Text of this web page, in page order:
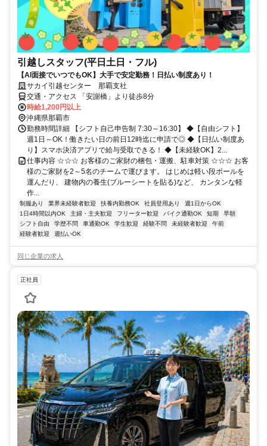
引越しスタッフ(平日土日・フル)
【AI面接でいつでもOK】大手で安定勤務！日払い制度あり！
サカイ引越センター 那覇支社
交通・アクセス 「安謝橋」より徒歩8分
時給1,200円以上
沖縄県那覇市
勤務時間詳細 【シフト自己申告制 7:30～16:30】 ◆【自由シフト】
週1日～OK！働きたい日の前日12時迄に申請で◎ ◆【日払い制度あ
り】スマホ決済アプリで給与受取できる！ ◆【未経験OK】2...
仕事内容 ☆☆☆ お客様のご家財の梱包・運搬、駐車対策 ☆☆☆ お客
様のご家財を2～5名のチームで運びます。 はじめは軽い段ボールを
運んだり、 建物内の養生(ブルーシートを貼る)など、 カンタンな軽
作...
制服あり 業界未経験者歓迎 扶養内勤務OK 社員登用あり
週1日からOK
1日4時間以内OK
主婦・主夫歓迎 フリーター歓迎 バイク通勤OK 短期
早朝
シフト自由
学歴不問 車通勤OK 学生歓迎 経験不問 未経験者歓迎
午前
経験者歓迎
週払いOK
同じ企業の求人
正社員